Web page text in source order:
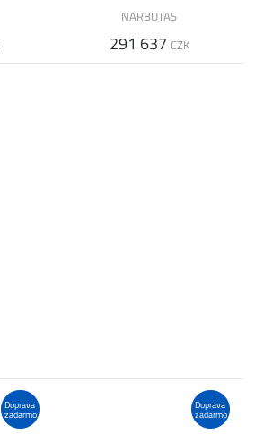
NARBUTAS
291 637 CZK
Doprava
zadarmo
Doprava
zadarmo